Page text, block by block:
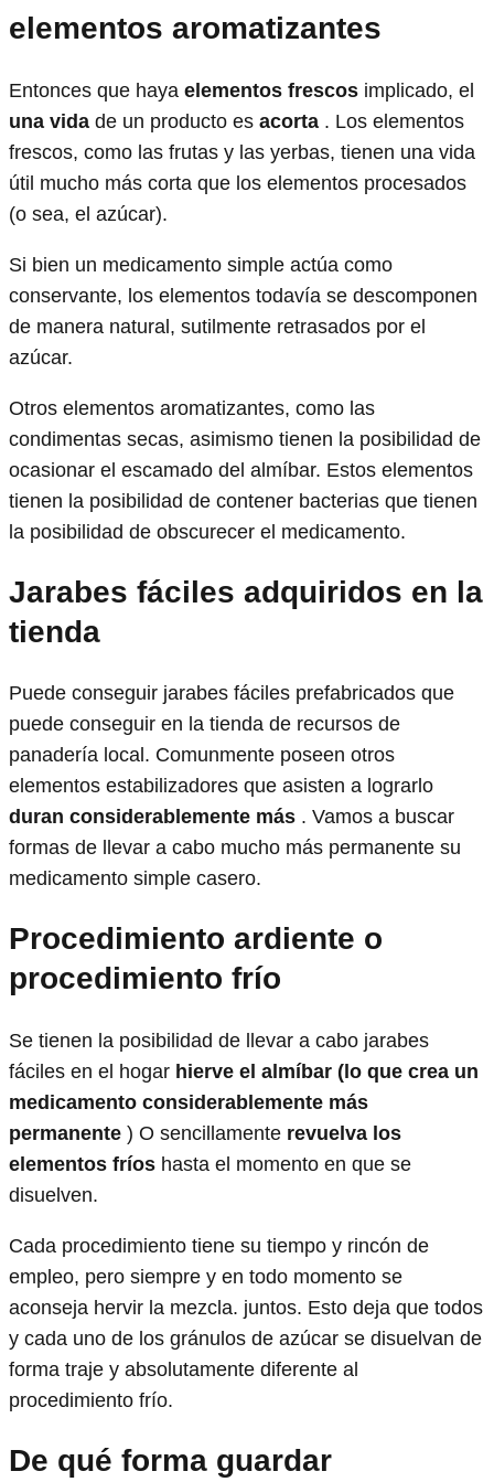
elementos aromatizantes
Entonces que haya elementos frescos implicado, el
una vida de un producto es acorta . Los elementos
frescos, como las frutas y las yerbas, tienen una vida
útil mucho más corta que los elementos procesados ​​
(o sea, el azúcar).
Si bien un medicamento simple actúa como
conservante, los elementos todavía se descomponen
de manera natural, sutilmente retrasados ​​por el
azúcar.
Otros elementos aromatizantes, como las
condimentas secas, asimismo tienen la posibilidad de
ocasionar el escamado del almíbar. Estos elementos
tienen la posibilidad de contener bacterias que tienen
la posibilidad de obscurecer el medicamento.
Jarabes fáciles adquiridos en la
tienda
Puede conseguir jarabes fáciles prefabricados que
puede conseguir en la tienda de recursos de
panadería local. Comunmente poseen otros
elementos estabilizadores que asisten a lograrlo
duran considerablemente más . Vamos a buscar
formas de llevar a cabo mucho más permanente su
medicamento simple casero.
Procedimiento ardiente o
procedimiento frío
Se tienen la posibilidad de llevar a cabo jarabes
fáciles en el hogar hierve el almíbar (lo que crea un
medicamento considerablemente más
permanente ) O sencillamente revuelva los
elementos fríos hasta el momento en que se
disuelven.
Cada procedimiento tiene su tiempo y rincón de
empleo, pero siempre y en todo momento se
aconseja hervir la mezcla. juntos. Esto deja que todos
y cada uno de los gránulos de azúcar se disuelvan de
forma traje y absolutamente diferente al
procedimiento frío.
De qué forma guardar